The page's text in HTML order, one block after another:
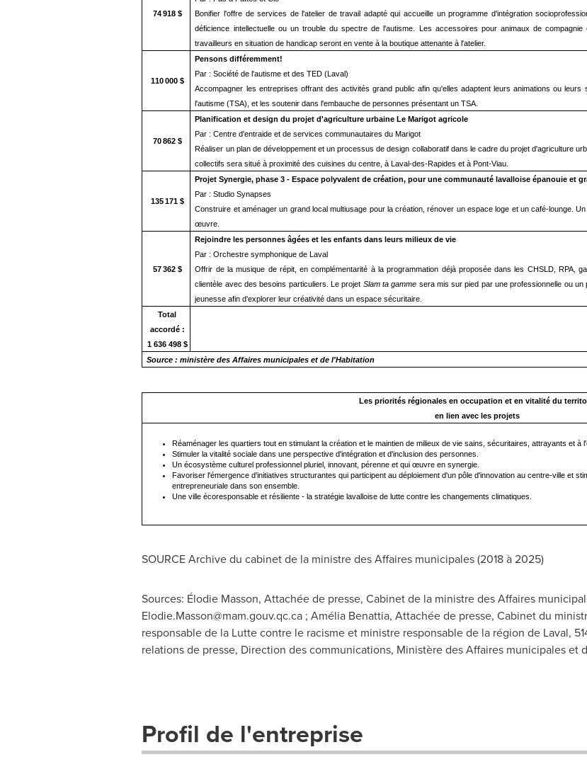
74 918 $
Bonifier l'offre de services de l'atelier de travail adapté qui accueille un programme d'intégration
déficience intellectuelle ou un trouble du spectre de l'autisme. Les accessoires pour animaux de
travailleurs en situation de handicap seront en vente à la boutique attenante à l'atelier.
110 000 $
Pensons différemment!
Par : Société de l'autisme et des TED (Laval)
Accompagner les entreprises offrant des activités grand public afin qu'elles adaptent leurs animations ou
l'autisme (TSA), et les soutenir dans l'embauche de personnes présentant un TSA.
70 862 $
Planification et design du projet d'agriculture urbaine Le Marigot agricole
Par : Centre d'entraide et de services communautaires du Marigot
Réaliser un plan de développement et un processus de design collaboratif dans le cadre du projet d'agriculture
collectifs sera situé à proximité des cuisines du centre, à Laval-des-Rapides et à Pont-Viau.
135 171 $
Projet Synergie, phase 3 - Espace polyvalent de création, pour une communauté lavalloise épanouie et
Par : Studio Synapses
Construire et aménager un grand local multiusage pour la création, rénover un espace loge et un café-lounge.
œuvre.
57 362 $
Rejoindre les personnes âgées et les enfants dans leurs milieux de vie
Par : Orchestre symphonique de Laval
Offrir de la musique de répit, en complémentarité à la programmation déjà proposée dans les CHSLD, RPA,
clientèle avec des besoins particuliers. Le projet Slam ta gamme sera mis sur pied par une professionnelle ou
jeunesse afin d'explorer leur créativité dans un espace sécuritaire.
Total
accordé :
1 636 498 $
Source : ministère des Affaires municipales et de
Les priorités régionales en occupation et en vitalité du
en lien avec les projets
Réaménager les quartiers tout en stimulant la création et le maintien de milieux de vie sains, sécuritaires, attrayants et à
Stimuler la vitalité sociale dans une perspective d'intégration et d'inclusion des personnes.
Un écosystème culturel professionnel pluriel, innovant, pérenne et qui œuvre en synergie.
Favoriser l'émergence d'initiatives structurantes qui participent au déploiement d'un pôle d'innovation au centre-ville et
entrepreneuriale dans son ensemble.
Une ville écoresponsable et résiliente - la stratégie lavalloise de lutte contre les changements climatiques.
SOURCE Archive du cabinet de la ministre des Affaires municipales (2018 à 2025)
Sources: Élodie Masson, Attachée de presse, Cabinet de la ministre des Affaires
Elodie.Masson@mam.gouv.qc.ca; Amélia Benattia, Attachée de presse, Cabinet du
responsable de la Lutte contre le racisme et ministre responsable de la région de Laval,
relations de presse, Direction des communications, Ministère des Affaires municipales et
Profil de l'entreprise